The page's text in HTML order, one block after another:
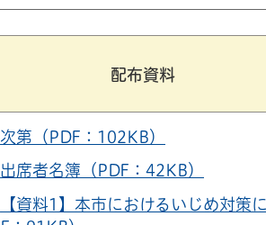
配布資料
次第（PDF：102KB）
出席者名簿（PDF：42KB）
【資料1】本市におけるいじめ対策